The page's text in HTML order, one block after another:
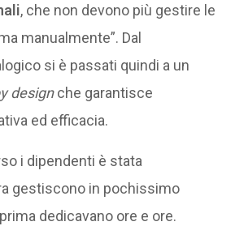
, che non devono più gestire le
manualmente”. Dal
si è passati quindi a un
designche garantisce
ed efficacia.
i dipendenti è stata
gestiscono in pochissimo
dedicavano ore e ore.